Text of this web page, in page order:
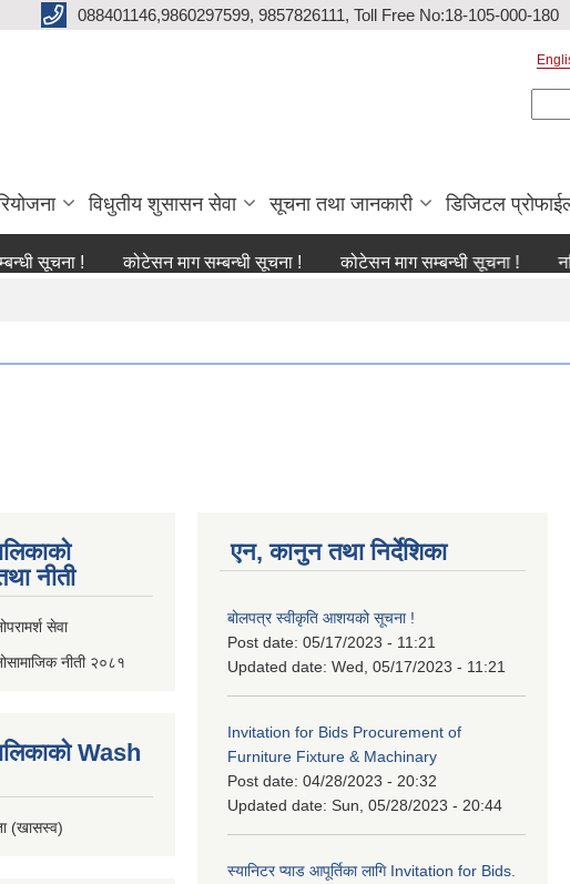
088401146,9860297599, 9857826111, Toll Free No:18-105-000-180
विधुतीय शुसासन सेवा सूचना तथा जानकारी डिजिटल
! कोटेसन माग सम्बन्धी सूचना ! कोटेसन माग सम्बन्धी सूचना ! नविकरण
नीती
सेवा
नीती २०८१
Wash
(खासस्व)
एन, कानुन तथा निर्देशिका
बोलपत्र स्वीकृति आशयको सूचना !
Post date: 05/17/2023 - 11:21
Updated date: Wed, 05/17/2023 - 11:21
Invitation for Bids Procurement of
Furniture Fixture & Machinary
Post date: 04/28/2023 - 20:32
Updated date: Sun, 05/28/2023 - 20:44
स्यानिटर प्याड आपूर्तिका लागि Invitation for Bids.